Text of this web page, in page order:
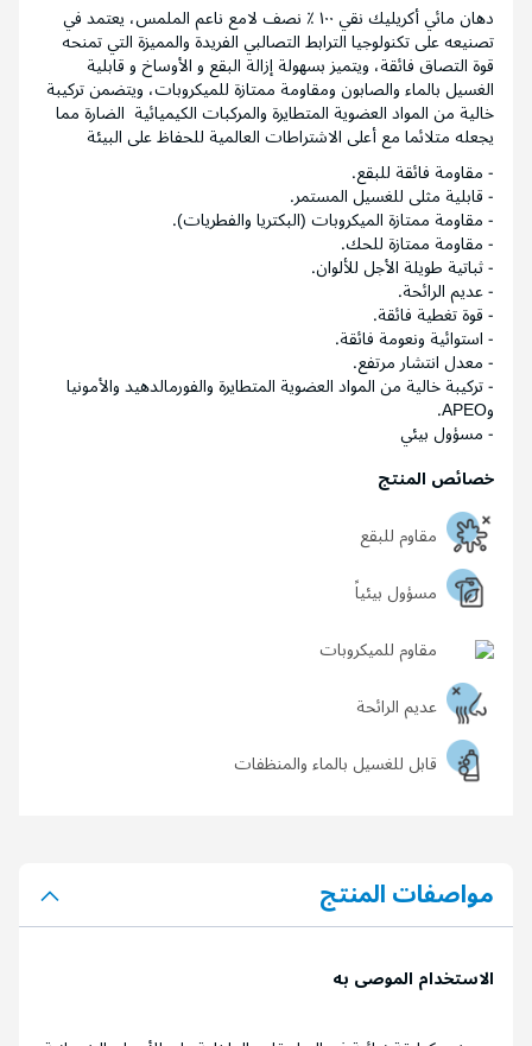
دهان مائي أكريليك نقي ١٠٠ ٪ نصف لامع ناعم الملمس، يعتمد في
تصنيعه على تكنولوجيا الترابط التصالبي الفريدة والمميزة التي تمنحه
قوة التصاق فائقة، ويتميز بسهولة إزالة البقع و الأوساخ و قابلية
الغسيل بالماء والصابون ومقاومة ممتازة للميكروبات، ويتضمن تركيبة
خالية من المواد العضوية المتطايرة والمركبات الكيميائية الضارة مما
يجعله متلائما مع أعلى الاشتراطات العالمية للحفاظ على البيئة
- مقاومة فائقة للبقع.
- قابلية مثلى للغسيل المستمر.
- مقاومة ممتازة الميكروبات (البكتريا والفطريات).
- مقاومة ممتازة للحك.
- ثباتية طويلة الأجل للألوان.
- عديم الرائحة.
- قوة تغطية فائقة.
- استوائية ونعومة فائقة.
- معدل انتشار مرتفع.
- تركيبة خالية من المواد العضوية المتطايرة والفورمالدهيد والأمونيا
وAPEO.
- مسؤول بيئي
خصائص المنتج
مقاوم للبقع
مسؤول بيئياً
مقاوم للميكروبات
عديم الرائحة
قابل للغسيل بالماء والمنظفات
مواصفات المنتج
الاستخدام الموصى به